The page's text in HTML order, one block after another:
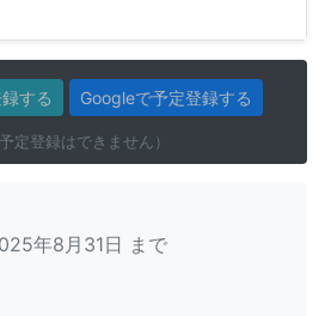
する Googleで予定登録する
予定登録はできません）
年8月31日 まで